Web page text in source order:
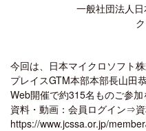
一般社団法人
今回は、日本マイクロソフト
プレイスGTM本部本部長山田
Web開催で約315名ものご参加
資料・動画：会員ログイン⇒
https://www.jcssa.or.jp/